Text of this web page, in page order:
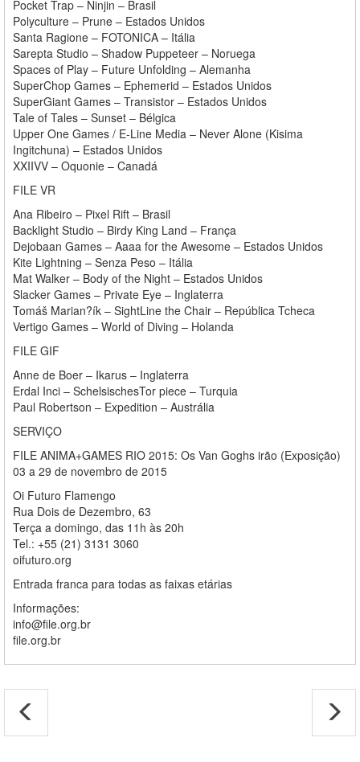
Pocket Trap – Ninjin – Brasil
Polyculture – Prune – Estados Unidos
Santa Ragione – FOTONICA – Itália
Sarepta Studio – Shadow Puppeteer – Noruega
Spaces of Play – Future Unfolding – Alemanha
SuperChop Games – Ephemerid – Estados Unidos
SuperGiant Games – Transistor – Estados Unidos
Tale of Tales – Sunset – Bélgica
Upper One Games / E-Line Media – Never Alone (Kisima
Ingitchuna) – Estados Unidos
XXIIVV – Oquonie – Canadá
FILE VR
Ana Ribeiro – Pixel Rift – Brasil
Backlight Studio – Birdy King Land – França
Dejobaan Games – Aaaa for the Awesome – Estados Unidos
Kite Lightning – Senza Peso – Itália
Mat Walker – Body of the Night – Estados Unidos
Slacker Games – Private Eye – Inglaterra
Tomáš Marian?ík – SightLine the Chair – República Tcheca
Vertigo Games – World of Diving – Holanda
FILE GIF
Anne de Boer – Ikarus – Inglaterra
Erdal Inci – SchelsischesTor piece – Turquia
Paul Robertson – Expedition – Austrália
SERVIÇO
FILE ANIMA+GAMES RIO 2015: Os Van Goghs irão (Exposição)
03 a 29 de novembro de 2015
Oi Futuro Flamengo
Rua Dois de Dezembro, 63
Terça a domingo, das 11h às 20h
Tel.: +55 (21) 3131 3060
oifuturo.org
Entrada franca para todas as faixas etárias
Informações:
info@file.org.br
file.org.br